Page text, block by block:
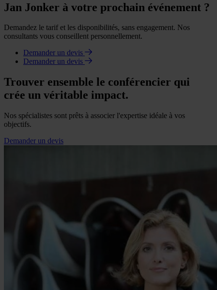
Jan Jonker à votre prochain événement ?
Demandez le tarif et les disponibilités, sans engagement. Nos
consultants vous conseillent personnellement.
Demander un devis
Demander un devis
Trouver ensemble le conférencier qui
crée un véritable impact.
Nos spécialistes sont prêts à associer l'expertise idéale à vos
objectifs.
Demander un devis